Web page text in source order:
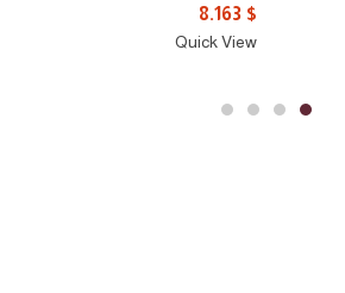
8.163 $
Quick View